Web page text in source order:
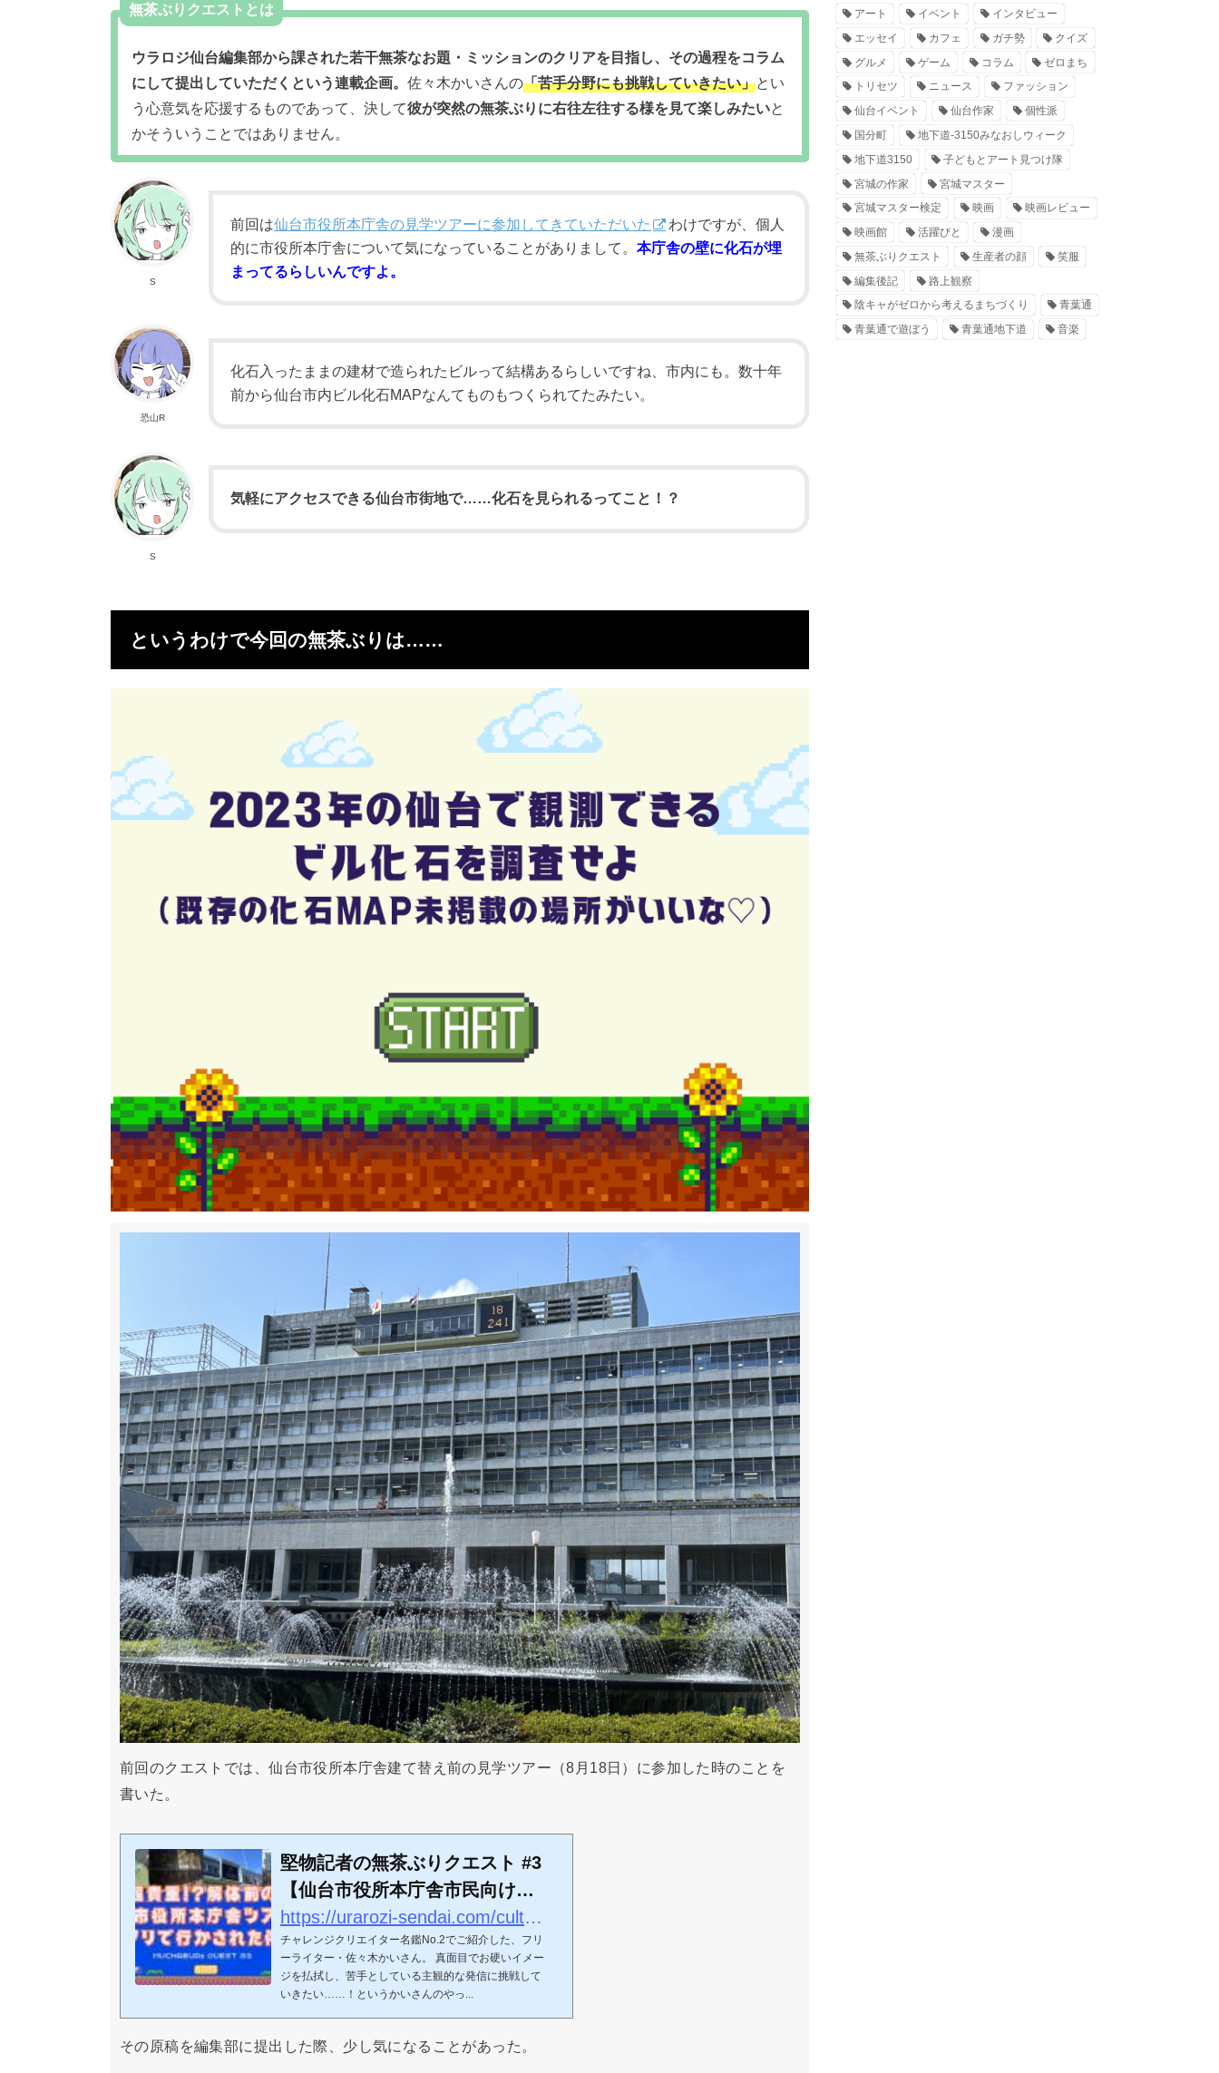
無茶ぶりクエストとは
ウラロジ仙台編集部から課された若干無茶なお題・ミッションのクリアを目指し、その過程をコラム
にして提出していただくという連載企画。 佐々木かいさんの「苦手分野にも挑戦していきたい」とい
う心意気を応援するものであって、決して彼が突然の無茶ぶりに右往左往する様を見て楽しみたいと
かそういうことではありません。
S
前回は仙台市役所本庁舎の見学ツアーに参加してきていただいた
わけですが、個人
的に市役所本庁舎について気になっていることがありまして。本庁舎の壁に化石が埋
まってるらしいんですよ。
恐山R
化石入ったままの建材で造られたビルって結構あるらしいですね、市内にも。数十年
前から仙台市内ビル化石MAPなんてものもつくられてたみたい。
S
気軽にアクセスできる仙台市街地で……化石を見られるってこと！？
というわけで今回の無茶ぶりは……
前回のクエストでは、仙台市役所本庁舎建て替え前の見学ツアー（8月18日）に参加した時のことを
書いた。
堅物記者の無茶ぶりクエスト #3
【仙台市役所本庁舎市民向け見
学ツアーにいってらっしゃ
い！？】 - ウラロジ仙台
https://urarozi-sendai.com/culture/7804/
チャレンジクリエイター名鑑No.2でご紹介した、フリ
ーライター・佐々木かいさん。 真面目でお硬いイメー
ジを払拭し、苦手としている主観的な発信に挑戦して
いきたい……！というかいさんのやっ...
その原稿を編集部に提出した際、少し気になることがあった。
アート
イベント
インタビュー
エッセイ
カフェ ガチ勢
クイズ
グルメ
ゲーム コラム
ゼロまち
トリセツ
ニュース
ファッション
仙台イベント
仙台作家
個性派
国分町
地下道-3150みなおしウィーク
地下道3150
子どもとアート見つけ隊
宮城の作家
宮城マスター
宮城マスター検定
映画
映画レビュー
映画館
活躍びと
漫画
無茶ぶりクエスト
生産者の顔
笑服
編集後記
路上観察
陰キャがゼロから考えるまちづくり
青葉通
青葉通で遊ぼう
青葉通地下道 音楽